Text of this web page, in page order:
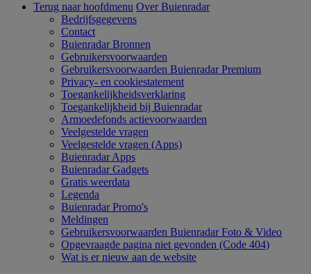
Terug naar hoofdmenu Over Buienradar
Bedrijfsgegevens
Contact
Buienradar Bronnen
Gebruikersvoorwaarden
Gebruikersvoorwaarden Buienradar Premium
Privacy- en cookiestatement
Toegankelijkheidsverklaring
Toegankelijkheid bij Buienradar
Armoedefonds actievoorwaarden
Veelgestelde vragen
Veelgestelde vragen (Apps)
Buienradar Apps
Buienradar Gadgets
Gratis weerdata
Legenda
Buienradar Promo's
Meldingen
Gebruikersvoorwaarden Buienradar Foto & Video
Opgevraagde pagina niet gevonden (Code 404)
Wat is er nieuw aan de website